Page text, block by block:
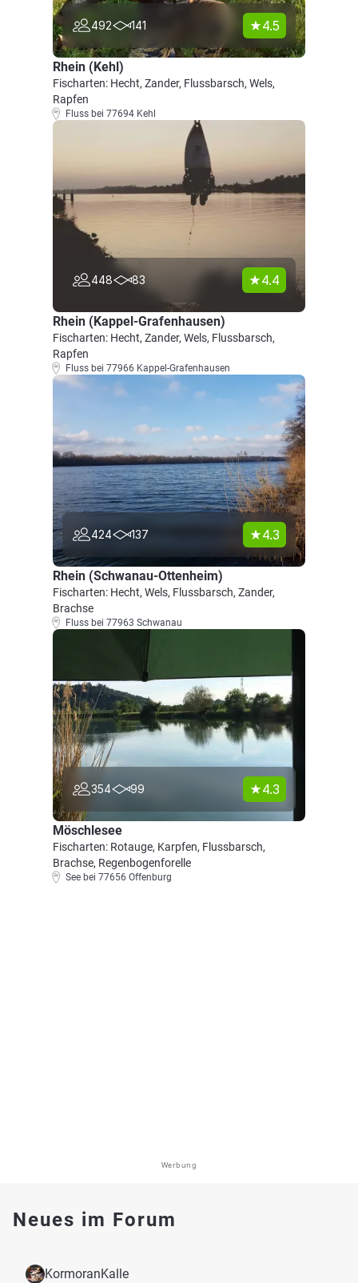
492 141 4.5
Rhein (Kehl)
Fischarten: Hecht, Zander, Flussbarsch, Wels,
Rapfen
Fluss bei 77694 Kehl
448 83 4.4
Rhein (Kappel-Grafenhausen)
Fischarten: Hecht, Zander, Wels, Flussbarsch,
Rapfen
Fluss bei 77966 Kappel-Grafenhausen
424 137 4.3
Rhein (Schwanau-Ottenheim)
Fischarten: Hecht, Wels, Flussbarsch, Zander,
Brachse
Fluss bei 77963 Schwanau
354 99 4.3
Möschlesee
Fischarten: Rotauge, Karpfen, Flussbarsch,
Brachse, Regenbogenforelle
See bei 77656 Offenburg
Werbung
Neues im Forum
KormoranKalle